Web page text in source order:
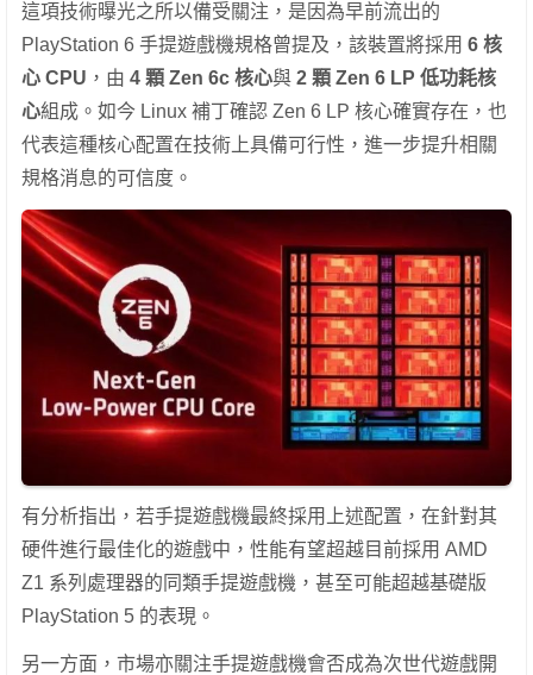
這項技術曝光之所以備受關注，是因為早前流出的
PlayStation 6 手提遊戲機規格曾提及，該裝置將採用 6 核
心 CPU ，由 4 顆 Zen 6c 核心與 2 顆 Zen 6 LP 低功耗核
心組成。如今 Linux 補丁確認 Zen 6 LP 核心確實存在，也
代表這種核心配置在技術上具備可行性，進一步提升相關
規格消息的可信度。
有分析指出，若手提遊戲機最終採用上述配置，在針對其
硬件進行最佳化的遊戲中，性能有望超越目前採用 AMD
Z1 系列處理器的同類手提遊戲機，甚至可能超越基礎版
PlayStation 5 的表現。
另一方面，市場亦關注手提遊戲機會否成為次世代遊戲開